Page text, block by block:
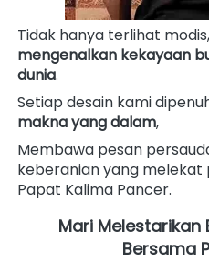
mengenalkan kekayaan
dunia.
Setiap desain kami
makna yang dalam,
Membawa pesan
keberanian yang melekat
Papat Kalima Pancer.
Mari
Bersama